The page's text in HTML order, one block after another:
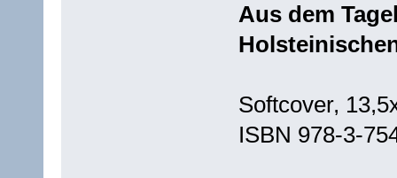
Aus dem
Softcover,
ISBN 978-3-